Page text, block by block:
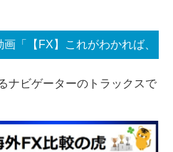
「【FX】これがわかれば、
ナビゲーターのトラックスで